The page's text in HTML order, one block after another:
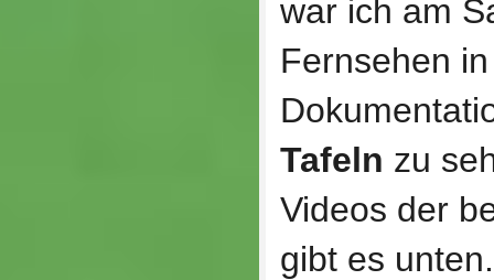
war ich am
Fernsehen
Tafeln zu
Videos der
gibt es